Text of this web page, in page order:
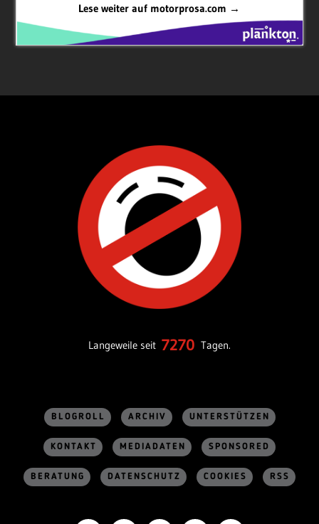
Lese weiter auf motorprosa.com →
Langeweile seit 7270 Tagen.
BLOGROLL ARCHIV UNTERSTÜTZEN
KONTAKT MEDIADATEN SPONSORED
BERATUNG DATENSCHUTZ COOKIES RSS